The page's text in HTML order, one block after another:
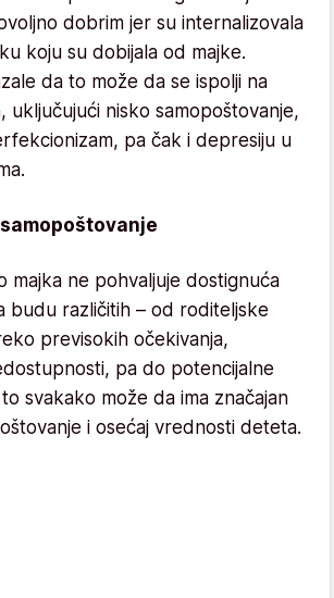
dobrim jer su internalizovala
koju su dobijala od majke.
da to može da se ispolji na
uključujući nisko samopoštovanje,
pa čak i depresiju u
majka ne pohvaljuje dostignuća
budu različitih – od roditeljske
previsokih očekivanja,
pa do potencijalne
svakako može da ima značajan
i osećaj vrednosti deteta.